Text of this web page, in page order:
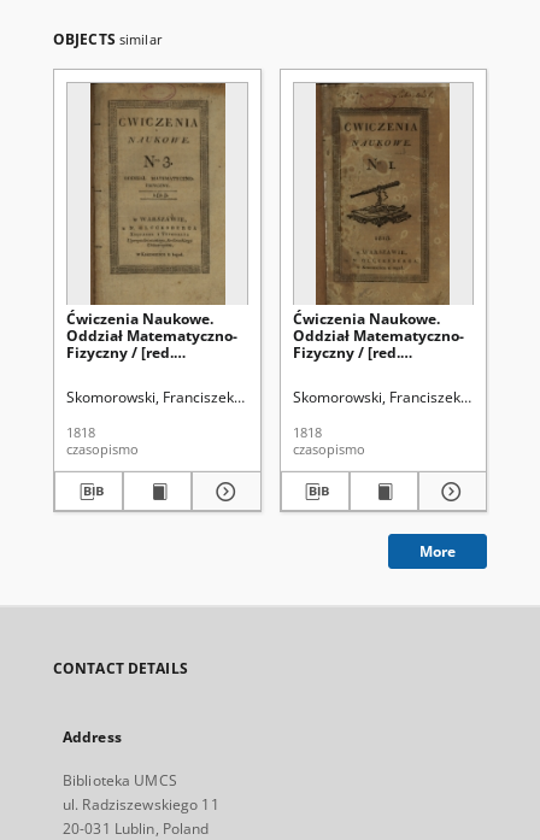
OBJECTS similar
Ćwiczenia Naukowe.
Oddział Matematyczno-
Fizyczny / [red.
(1818)
Skomorowski, Franciszek. Red. Królewski Uniwersytet Warszawski.
1818
czasopismo
Ćwiczenia Naukowe.
Oddział Matematyczno-
Fizyczny / [red.
(1818)
Skomorowski, Franciszek. Red.
1818
czasopismo
More
CONTACT DETAILS
Address
Biblioteka UMCS
ul. Radziszewskiego 11
20-031 Lublin, Poland